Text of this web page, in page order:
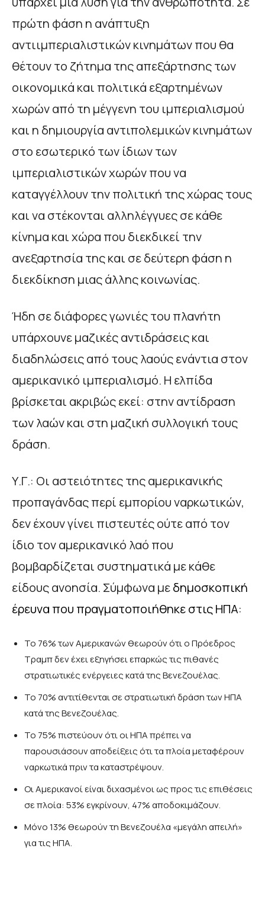
πρώτη φάση η ανάπτυξη
αντιιμπεριαλιστικών κινημάτων που θα
θέτουν το ζήτημα της απεξάρτησης των
οικονομικά και πολιτικά εξαρτημένων
χωρών από τη μέγγενη του ιμπεριαλισμού
και η δημιουργία αντιπολεμικών κινημάτων
στο εσωτερικό των ίδιων των
ιμπεριαλιστικών χωρών που να
καταγγέλλουν την πολιτική της χώρας τους
και να στέκονται αλληλέγγυες σε κάθε
κίνημα και χώρα που διεκδικεί την
ανεξαρτησία της και σε δεύτερη φάση η
διεκδίκηση μιας άλλης κοινωνίας.
Ήδη σε διάφορες γωνιές του πλανήτη
υπάρχουνε μαζικές αντιδράσεις και
διαδηλώσεις από τους λαούς ενάντια στον
αμερικανικό ιμπεριαλισμό. Η ελπίδα
βρίσκεται ακριβώς εκεί: στην αντίδραση
των λαών και στη μαζική συλλογική τους
δράση.
Υ.Γ.: Οι αστειότητες της αμερικανικής
προπαγάνδας περί εμπορίου ναρκωτικών,
δεν έχουν γίνει πιστευτές ούτε από τον
ίδιο τον αμερικανικό λαό που
βομβαρδίζεται συστηματικά με κάθε
είδους ανοησία. Σύμφωνα μεδημοσκοπική
έρευνα που πραγματοποιήθηκε στις ΗΠΑ:
Το 76% των Αμερικανών θεωρούν ότι ο Πρόεδρος
Τραμπ δεν έχει εξηγήσει επαρκώς τις πιθανές
στρατιωτικές ενέργειες κατά της Βενεζουέλας.
Το 70% αντιτίθενται σε στρατιωτική δράση των ΗΠΑ
κατά της Βενεζουέλας.
Το 75% πιστεύουν ότι οι ΗΠΑ πρέπει να
παρουσιάσουν αποδείξεις ότι τα πλοία μεταφέρουν
ναρκωτικά πριν τα καταστρέψουν.
Οι Αμερικανοί είναι διχασμένοι ως προς τις επιθέσεις
σε πλοία: 53% εγκρίνουν, 47% αποδοκιμάζουν.
Μόνο 13% θεωρούν τη Βενεζουέλα «μεγάλη απειλή»
για τις ΗΠΑ.